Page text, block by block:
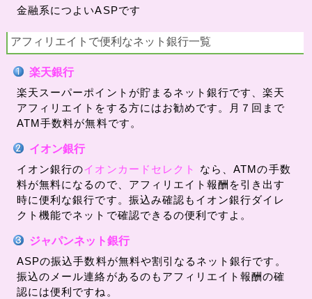
金融系につよいASPです
アフィリエイトで便利なネット銀行一覧
楽天銀行
楽天スーパーポイントが貯まるネット銀行です、楽天
アフィリエイトをする方にはお勧めです。月７回まで
ATM手数料が無料です。
イオン銀行
イオン銀行のイオンカードセレクト
なら、ATMの手数
料が無料になるので、アフィリエイト報酬を引き出す
時に便利な銀行です。振込み確認もイオン銀行ダイレ
クト機能でネットで確認できるの便利ですよ。
ジャパンネット銀行
ASPの振込手数料が無料や割引なるネット銀行です。
振込のメール連絡があるのもアフィリエイト報酬の確
認には便利ですね。